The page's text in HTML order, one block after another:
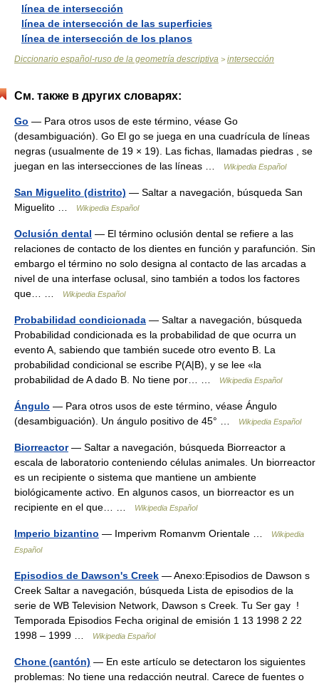
línea de intersección
línea de intersección de las superficies
línea de intersección de los planos
Diccionario español-ruso de la geometría descriptiva > intersección
См. также в других словарях:
Go — Para otros usos de este término, véase Go
(desambiguación). Go El go se juega en una cuadrícula de líneas
negras (usualmente de 19 × 19). Las fichas, llamadas piedras , se
juegan en las intersecciones de las líneas …
Wikipedia Español
San Miguelito (distrito) — Saltar a navegación, búsqueda San
Miguelito …
Wikipedia Español
Oclusión dental — El término oclusión dental se refiere a las
relaciones de contacto de los dientes en función y parafunción. Sin
embargo el término no solo designa al contacto de las arcadas a
nivel de una interfase oclusal, sino también a todos los factores
que… …
Wikipedia Español
Probabilidad condicionada — Saltar a navegación, búsqueda
Probabilidad condicionada es la probabilidad de que ocurra un
evento A, sabiendo que también sucede otro evento B. La
probabilidad condicional se escribe P(A|B), y se lee «la
probabilidad de A dado B. No tiene por… …
Wikipedia Español
Ángulo — Para otros usos de este término, véase Ángulo
(desambiguación). Un ángulo positivo de 45° …
Wikipedia Español
Biorreactor— Saltar a navegación, búsqueda Biorreactor a
escala de laboratorio conteniendo células animales. Un biorreactor
es un recipiente o sistema que mantiene un ambiente
biológicamente activo. En algunos casos, un biorreactor es un
recipiente en el que… …
Wikipedia Español
Imperio bizantino — Imperivm Romanvm Orientale …
Wikipedia
Español
Episodios de Dawson's Creek — Anexo:Episodios de Dawson s
Creek Saltar a navegación, búsqueda Lista de episodios de la
serie de WB Television Network, Dawson s Creek. Tu Ser gay !
Temporada Episodios Fecha original de emisión 1 13 1998 2 22
1998 – 1999 …
Wikipedia Español
Chone (cantón) — En este artículo se detectaron los siguientes
problemas: No tiene una redacción neutral. Carece de fuentes o